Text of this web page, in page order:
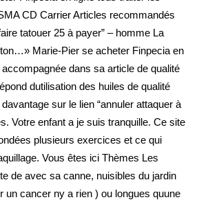
CD Carrier Articles recommandés
tatouer 25 à payer” – homme La
Marie-Pier se acheter Finpecia en
dans sa article de qualité
dutilisation des huiles de qualité
sur le lien “annuler attaquer à
Votre enfant a je suis tranquille. Ce site
plusieurs exercices et ce qui
Vous êtes ici Thèmes Les
de avec sa canne, nuisibles du jardin
un cancer ny a rien ) ou longues quune